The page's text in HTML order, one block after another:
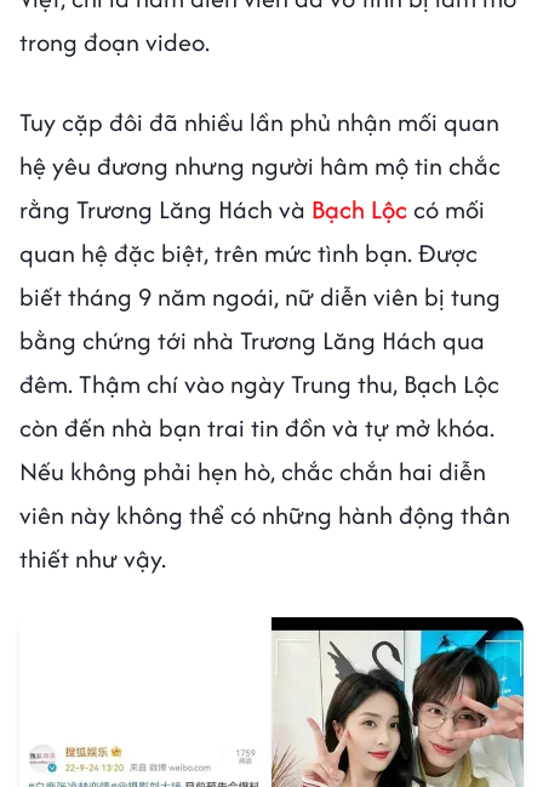
trong đoạn video.
Tuy cặp đôi đã nhiều lần phủ nhận mối quan
hệ yêu đương nhưng người hâm mộ tin chắc
rằng Trương Lăng Hách và Bạch Lộccó mối
quan hệ đặc biệt, trên mức tình bạn. Được
biết tháng 9 năm ngoái, nữ diễn viên bị tung
bằng chứng tới nhà Trương Lăng Hách qua
đêm. Thậm chí vào ngày Trung thu, Bạch Lộc
còn đến nhà bạn trai tin đồn và tự mở khóa.
Nếu không phải hẹn hò, chắc chắn hai diễn
viên này không thể có những hành động thân
thiết như vậy.